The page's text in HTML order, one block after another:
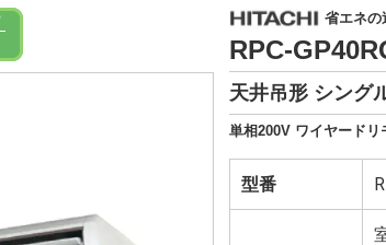
省エネの
RPC-
天井吊形 シング
単相200V ワイヤードリ
型番